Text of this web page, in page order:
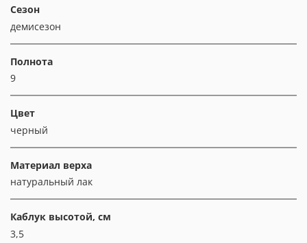
Сезон
демисезон
Полнота
9
Цвет
черный
Материал верха
натуральный лак
Каблук высотой, см
3,5